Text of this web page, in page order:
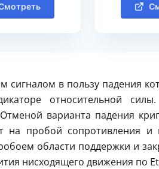
сигналом в пользу падения
относительной
Отменой варианта падения
на пробой сопротивления
области поддержки и
нисходящего движения по